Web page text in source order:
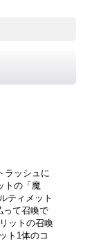
ラッシュに
トの「魔
ティメット
って召喚で
ットの召喚
ト1体のコ